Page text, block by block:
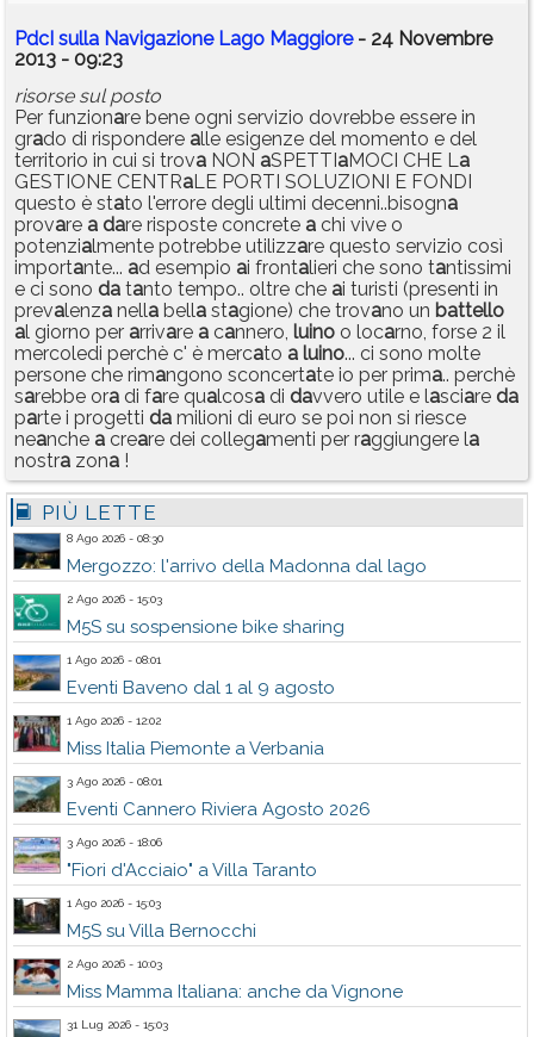
PdcI sulla Navigazione Lago Maggiore- 24 Novembre
2013 - 09:23
risorse sul posto
Per funzionare bene ogni servizio dovrebbe essere in
grado di rispondere alle esigenze del momento e del
territorio in cui si trova NON aSPETTI aMOCI CHE La
GESTIONE CENTRaLE PORTI SOLUZIONI E FONDI
questo è stato l'errore degli ultimi decenni..bisogna
provare a dare risposte concrete a chi vive o
potenzialmente potrebbe utilizzare questo servizio così
importante... ad esempio ai frontalieri che sono tantissimi
e ci sono da tanto tempo.. oltre che ai turisti (presenti in
prevalenza nella bella stagione) che trovano un battello
al giorno per arrivare a cannero, luino o locarno, forse 2 il
mercoledi perchè c' è mercato a luino... ci sono molte
persone che rimangono sconcertate io per prima.. perchè
sarebbe ora di fare qualcosa di davvero utile e lasciare da
parte i progetti da milioni di euro se poi non si riesce
neanche a creare dei collegamenti per raggiungere la
nostra zona !
PIÙ LETTE
8 Ago 2026 - 08:30
Mergozzo: l'arrivo della Madonna dal lago
2 Ago 2026 - 15:03
M5S su sospensione bike sharing
1 Ago 2026 - 08:01
Eventi Baveno dal 1 al 9 agosto
1 Ago 2026 - 12:02
Miss Italia Piemonte a Verbania
3 Ago 2026 - 08:01
Eventi Cannero Riviera Agosto 2026
3 Ago 2026 - 18:06
"Fiori d'Acciaio" a Villa Taranto
1 Ago 2026 - 15:03
M5S su Villa Bernocchi
2 Ago 2026 - 10:03
Miss Mamma Italiana: anche da Vignone
31 Lug 2026 - 15:03